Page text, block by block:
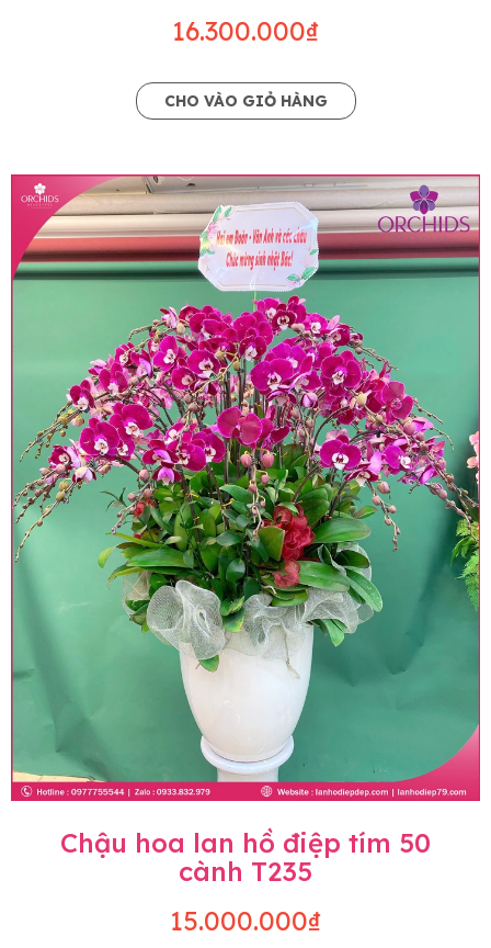
16.300.000₫
CHO VÀO GIỎ HÀNG
Chậu hoa lan hồ điệp tím 50
cành T235
15.000.000₫